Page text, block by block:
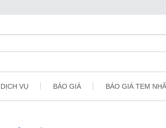
DỊCH VỤ BÁO GIÁ BÁO GIÁ TEM